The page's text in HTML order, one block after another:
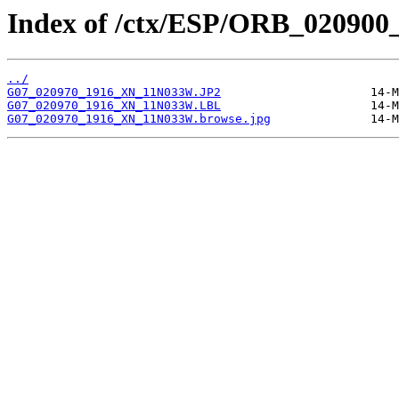
Index of /ctx/ESP/
../
G07_020970_1916_XN_11N033W.JP2
G07_020970_1916_XN_11N033W.LBL
G07_020970_1916_XN_11N033W.browse.jpg